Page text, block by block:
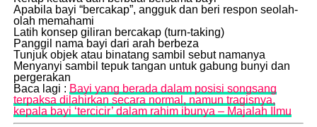
Apabila bayi “bercakap”, angguk dan beri respon seolah-
olah memahami
Latih konsep giliran bercakap (turn-taking)
Panggil nama bayi dari arah berbeza
Tunjuk objek atau binatang sambil sebut namanya
Menyanyi sambil tepuk tangan untuk gabung bunyi dan
pergerakan
Baca lagi : Bayi yang berada dalam posisi songsang
terpaksa dilahirkan secara normal, namun tragisnya,
kepala bayi ‘tercicir’ dalam rahim ibunya – Majalah Ilmu